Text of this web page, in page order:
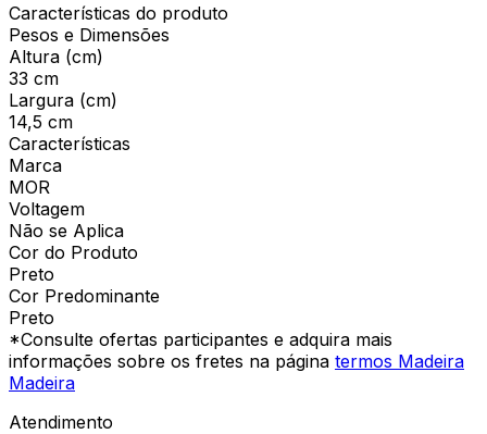
Características do produto
Pesos e Dimensões
Altura (cm)
33 cm
Largura (cm)
14,5 cm
Características
Marca
MOR
Voltagem
Não se Aplica
Cor do Produto
Preto
Cor Predominante
Preto
*Consulte ofertas participantes e adquira mais
informações sobre os fretes na página termos Madeira
Madeira
Atendimento